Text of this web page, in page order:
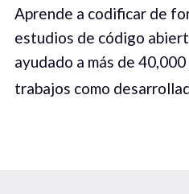
Aprende a codificar de
estudios de código
ayudado a más de
trabajos como